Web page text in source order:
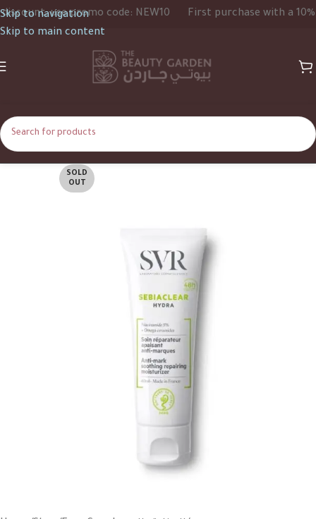
Skip to navigation
Skip to main content
use promo code: NEW10 First purchase with a 10%
SOLD
OUT